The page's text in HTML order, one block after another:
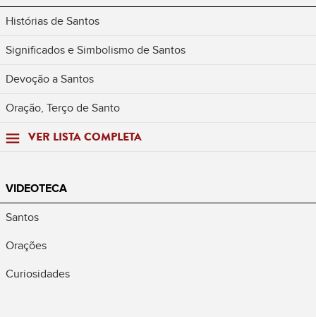
Histórias de Santos
Significados e Simbolismo de Santos
Devoção a Santos
Oração, Terço de Santo
VER LISTA COMPLETA
VIDEOTECA
Santos
Orações
Curiosidades